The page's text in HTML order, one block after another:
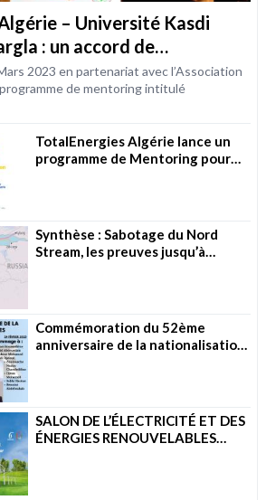
– Université Kasdi
: un accord de
le domaine de la formation
2023 en partenariat avec l’Association
de mentoring intitulé
TotalEnergies Algérie lance un
programme de Mentoring pour
Synthèse : Sabotage du Nord
Stream, les preuves jusqu’à
Commémoration du 52ème
anniversaire de la nationalisation
SALON DE L’ÉLECTRICITÉ ET DES
ÉNERGIES RENOUVELABLES